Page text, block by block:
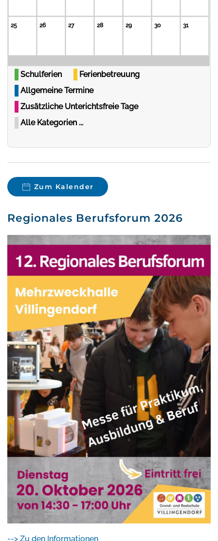
25 26 27 28 29 30 31
Schulferien
Ferienbetreuung
Allgemeine Termine
Zusätzliche Unterichtsfreie Tage
Alle Kategorien ...
Zum Kalender
Regionales Berufsforum 2026
--> Zu den Informationen